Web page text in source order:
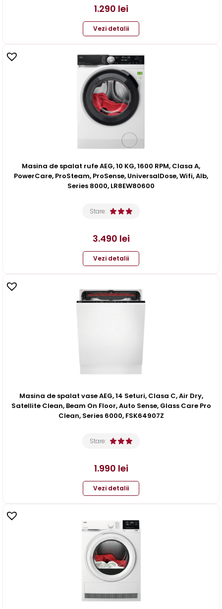
1.290 lei
Vezi detalii
Masina de spalat rufe AEG, 10 KG, 1600 RPM, Clasa A,
PowerCare, ProSteam, ProSense, UniversalDose, Wifi, Alb,
Series 8000, LR8EW80600
Stare:
3.490 lei
Vezi detalii
Masina de spalat vase AEG, 14 Seturi, Clasa C, Air Dry,
Satellite Clean, Beam On Floor, Auto Sense, Glass Care Pro
Clean, Series 6000, FSK64907Z
Stare:
1.990 lei
Vezi detalii